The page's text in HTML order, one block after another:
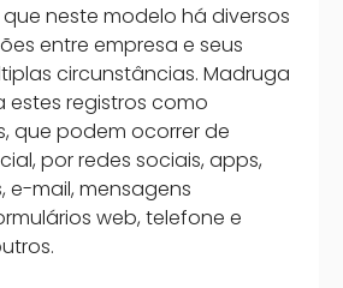
neste modelo há diversos
entre empresa e seus
circunstâncias. Madruga
estes registros como
que podem ocorrer de
por redes sociais, apps,
e-mail, mensagens
web, telefone e